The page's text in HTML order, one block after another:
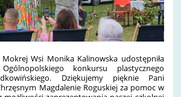
Wsi Monika Kalinowska udostępniła
konkursu plastycznego
Dziękujemy pięknie Pani
Magdalenie Roguskiej za pomoc w